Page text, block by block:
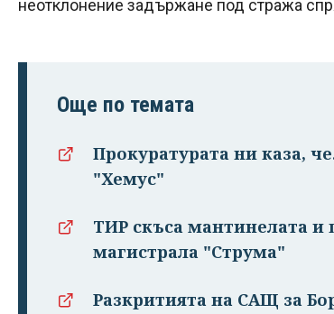
неотклонение задържане под стража
Още по темата
Прокуратурата ни каза,
"Хемус"
ТИР скъса мантинелата и
магистрала "Струма"
Разкритията на САЩ за